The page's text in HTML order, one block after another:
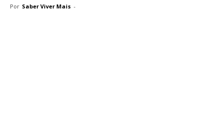
Por Saber Viver Mais -